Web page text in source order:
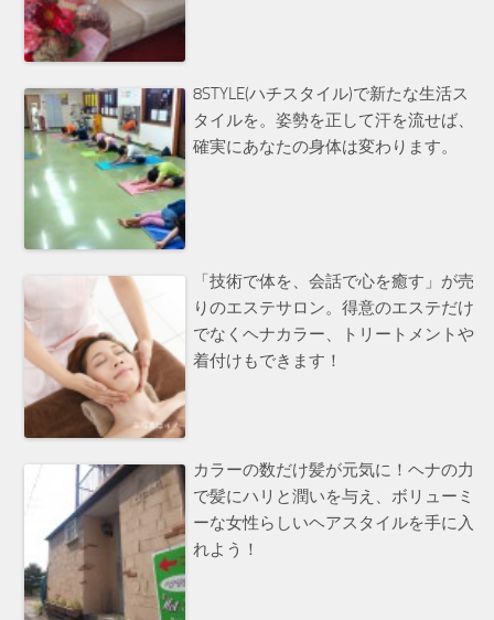
8STYLE(ハチスタイル)で新たな生活ス
タイルを。姿勢を正して汗を流せば、
確実にあなたの身体は変わります。
「技術で体を、会話で心を癒す」が売
りのエステサロン。得意のエステだけ
でなくヘナカラー、トリートメントや
着付けもできます！
カラーの数だけ髪が元気に！ヘナの力
で髪にハリと潤いを与え、ボリューミ
ーな女性らしいヘアスタイルを手に入
れよう！